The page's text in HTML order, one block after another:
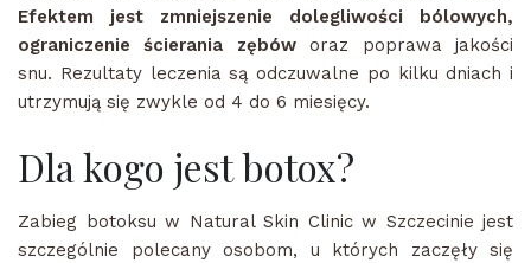
Efektem jest zmniejszenie dolegliwości bólowych,
ograniczenie ścierania zębóworaz poprawa jakości
snu. Rezultaty leczenia są odczuwalne po kilku dniach i
utrzymują się zwykle od 4 do 6 miesięcy.
Dla kogo jest botox?
Zabieg botoksu w Natural Skin Clinic w Szczecinie jest
szczególnie polecany osobom, u których zaczęły się